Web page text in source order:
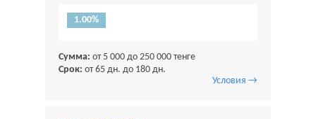
1.00%
Сумма: от 5 000 до 250 000 тенге
Срок: от 65 дн. до 180 дн.
Условия →